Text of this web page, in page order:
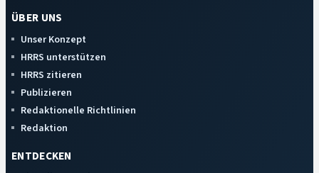
ÜBER UNS
Unser Konzept
HRRS unterstützen
HRRS zitieren
Publizieren
Redaktionelle Richtlinien
Redaktion
ENTDECKEN